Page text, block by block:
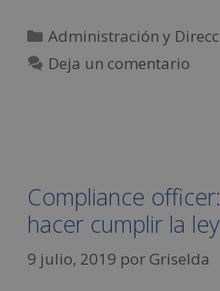
Administración y
Deja un comentario
Compliance
hacer cumplir la ley
9 julio, 2019 por Griselda